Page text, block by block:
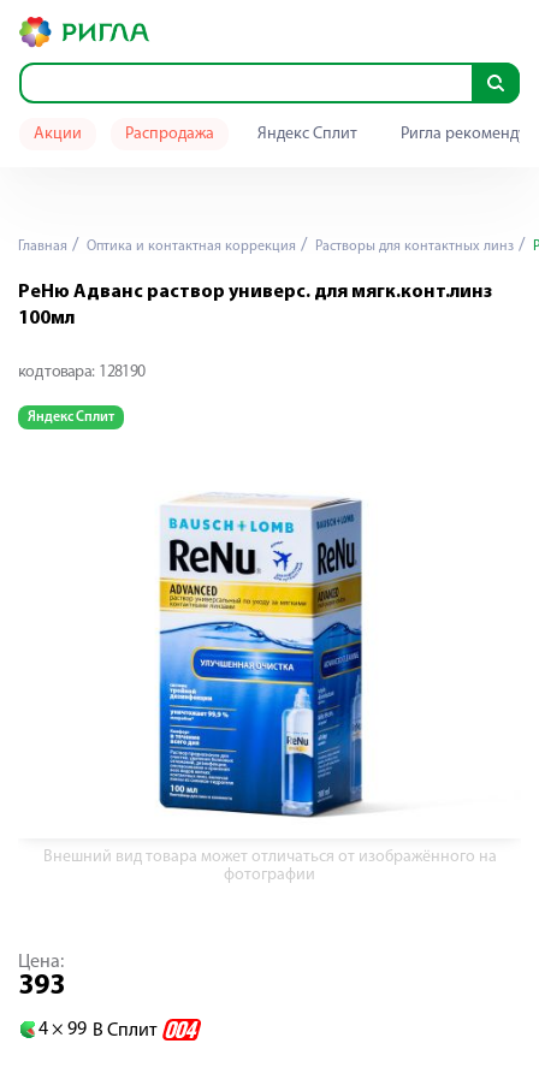
Акции Распродажа Яндекс Сплит Ригла
Главная Оптика и контактная коррекция Растворы для контактных линз
РеНю Адванс раствор универс. для мягк.конт.линз
100мл
код товара: 128190
Яндекс Сплит
Внешний вид товара может отличаться от изображённого на
фотографии
Цена:
393
4 × 99 В Сплит